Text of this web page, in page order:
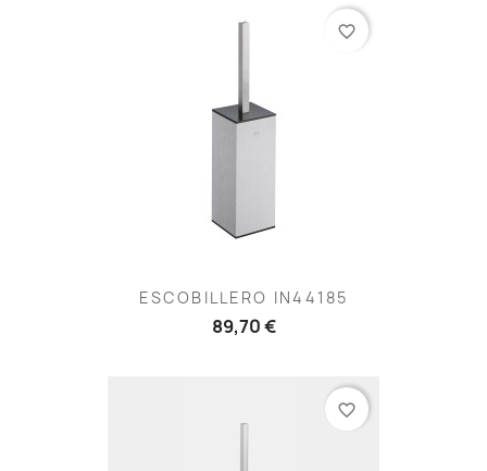
ESCOBILLERO IN44185
89,70 €
favorite_border
favorite_border